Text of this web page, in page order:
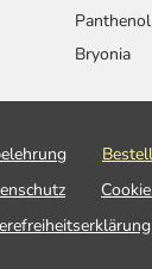
Bryonia